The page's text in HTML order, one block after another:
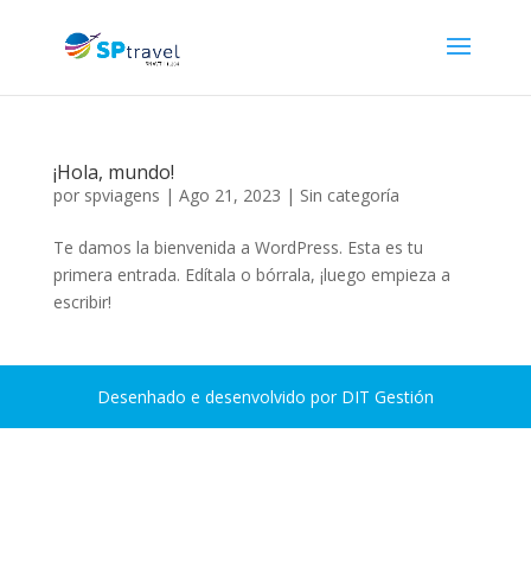
¡Hola, mundo!
por spviagens | Ago 21, 2023 | Sin categoría
Te damos la bienvenida a WordPress. Esta es tu
primera entrada. Edítala o bórrala, ¡luego empieza a
escribir!
Desenhado e desenvolvido por DIT Gestión